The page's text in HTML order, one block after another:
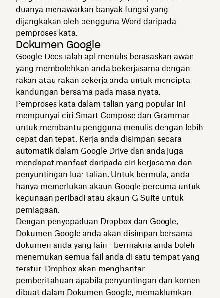
duanya menawarkan banyak fungsi yang
dijangkakan oleh pengguna Word daripada
pemproses kata.
Dokumen Google
Google Docs ialah apl menulis berasaskan awan
yang membolehkan anda bekerjasama dengan
rakan atau rakan sekerja anda untuk mencipta
kandungan bersama pada masa nyata.
Pemproses kata dalam talian yang popular ini
mempunyai ciri Smart Compose dan Grammar
untuk membantu pengguna menulis dengan lebih
cepat dan tepat. Kerja anda disimpan secara
automatik dalam Google Drive dan anda juga
mendapat manfaat daripada ciri kerjasama dan
penyuntingan luar talian. Untuk bermula, anda
hanya memerlukan akaun Google percuma untuk
kegunaan peribadi atau akaun G Suite untuk
perniagaan.
Dengan penyepaduan Dropbox dan Google,
Dokumen Google anda akan disimpan bersama
dokumen anda yang lain—bermakna anda boleh
menemukan semua fail anda di satu tempat yang
teratur. Dropbox akan menghantar
pemberitahuan apabila penyuntingan dan komen
dibuat dalam Dokumen Google, memaklumkan